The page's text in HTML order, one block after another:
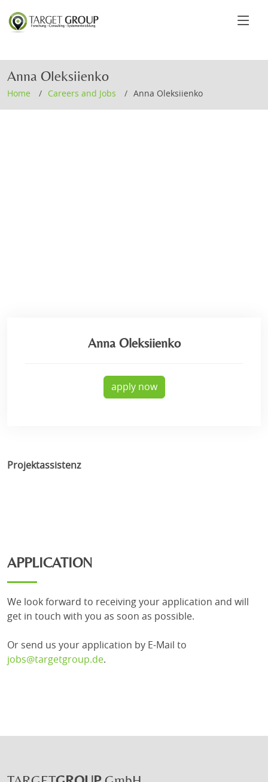
Anna Oleksiienko
Home Careers and Jobs Anna Oleksiienko
Anna Oleksiienko
apply now
Projektassistenz
APPLICATION
We look forward to receiving your application and will
get in touch with you as soon as possible.
Or send us your application by E-Mail to
jobs@targetgroup.de.